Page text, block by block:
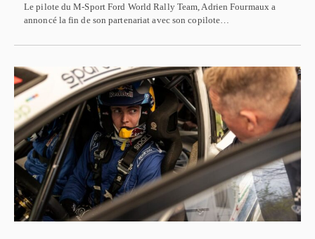
Le pilote du M-Sport Ford World Rally Team, Adrien Fourmaux a
annoncé la fin de son partenariat avec son copilote…